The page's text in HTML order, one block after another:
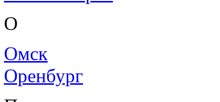
О
Омск
Оренбург